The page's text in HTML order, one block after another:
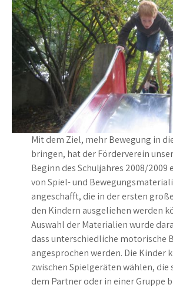
Mit dem Ziel, mehr Bewegung in
bringen, hat der Förderverein
Beginn des Schuljahres 2008/2009
von Spiel- und
angeschafft, die in der ersten
den Kindern ausgeliehen werden
Auswahl der Materialien wurde
dass unterschiedliche motorische
angesprochen werden. Die Kinder
zwischen Spielgeräten wählen,
dem Partner oder in einer Gruppe